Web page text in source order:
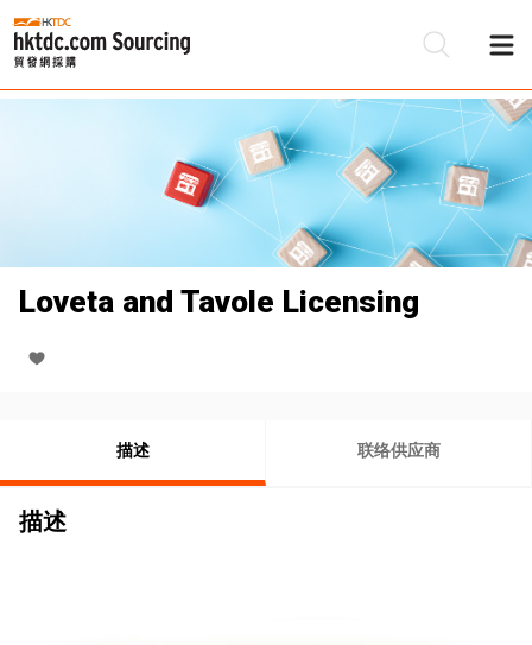
Loveta and Tavole Licensing
描述 联络供应商
描述